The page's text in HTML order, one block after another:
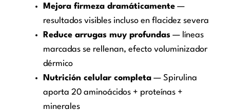
Mejora firmeza dramáticamente —
resultados visibles incluso en flacidez severa
Reduce arrugas muy profundas — líneas
marcadas se rellenan, efecto voluminizador
dérmico
Nutrición celular completa — Spirulina
aporta 20 aminoácidos + proteínas +
minerales